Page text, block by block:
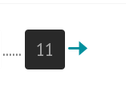
...... 11